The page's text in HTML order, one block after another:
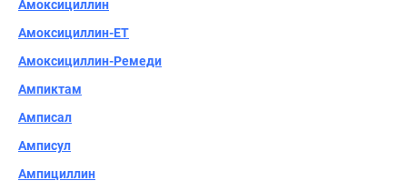
Амоксициллин
Амоксициллин-ЕТ
Амоксициллин-Ремеди
Ампиктам
Амписал
Амписул
Ампициллин